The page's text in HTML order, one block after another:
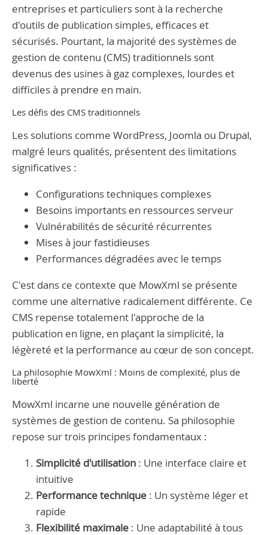
entreprises et particuliers sont à la recherche
d'outils de publication simples, efficaces et
sécurisés. Pourtant, la majorité des systèmes de
gestion de contenu (CMS) traditionnels sont
devenus des usines à gaz complexes, lourdes et
difficiles à prendre en main.
Les défis des CMS traditionnels
Les solutions comme WordPress, Joomla ou Drupal,
malgré leurs qualités, présentent des limitations
significatives :
Configurations techniques complexes
Besoins importants en ressources serveur
Vulnérabilités de sécurité récurrentes
Mises à jour fastidieuses
Performances dégradées avec le temps
C'est dans ce contexte que MowXml se présente
comme une alternative radicalement différente. Ce
CMS repense totalement l'approche de la
publication en ligne, en plaçant la simplicité, la
légèreté et la performance au cœur de son concept.
La philosophie MowXml : Moins de complexité, plus de
liberté
MowXml incarne une nouvelle génération de
systèmes de gestion de contenu. Sa philosophie
repose sur trois principes fondamentaux :
Simplicité d'utilisation : Une interface claire et
intuitive
Performance technique : Un système léger et
rapide
Flexibilité maximale : Une adaptabilité à tous